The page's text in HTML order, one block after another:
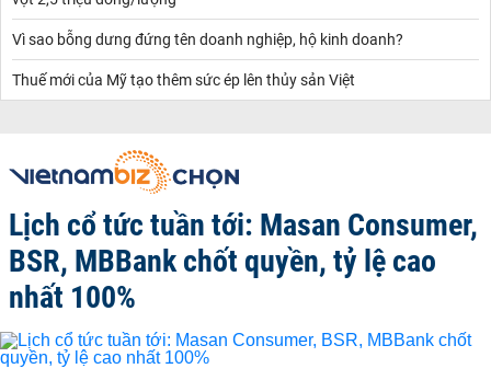
Vì sao bỗng dưng đứng tên doanh nghiệp, hộ kinh doanh?
Thuế mới của Mỹ tạo thêm sức ép lên thủy sản Việt
Lịch cổ tức tuần tới: Masan Consumer,
BSR, MBBank chốt quyền, tỷ lệ cao
nhất 100%